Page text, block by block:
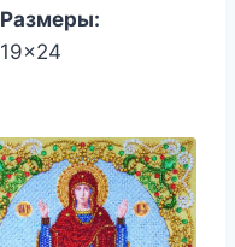
Размеры:
19x24